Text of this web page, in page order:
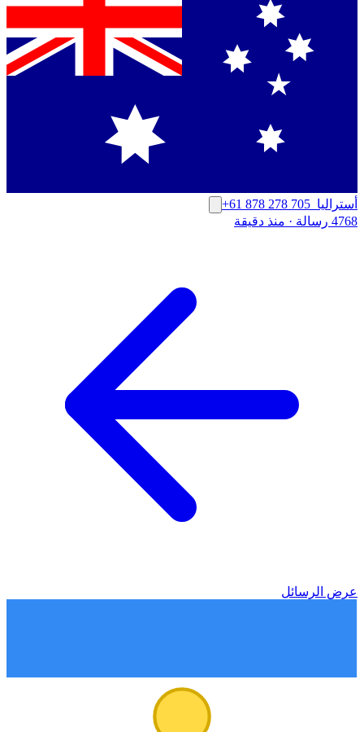
أستراليا +61 878 278 705
4768 رسالة
· منذ دقيقة
عرض الرسائل